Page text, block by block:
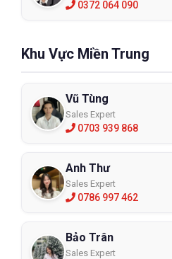
0372 064 090
Khu Vực Miền Trung
Vũ Tùng
Sales Expert
0703 939 868
Anh Thư
Sales Expert
0786 997 462
Bảo Trân
Sales Expert